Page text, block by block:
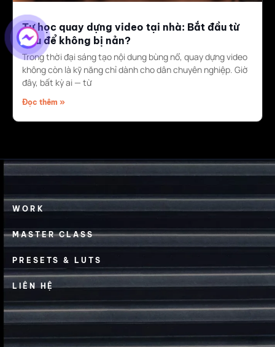
Tự học quay dựng video tại nhà: Bắt đầu từ
đâu để không bị nản?
Trong thời đại sáng tạo nội dung bùng nổ, quay dựng video
không còn là kỹ năng chỉ dành cho dân chuyên nghiệp. Giờ
đây, bất kỳ ai — từ
Đọc thêm »
WORK
MASTER CLASS
PRESETS & LUTS
LIÊN HỆ